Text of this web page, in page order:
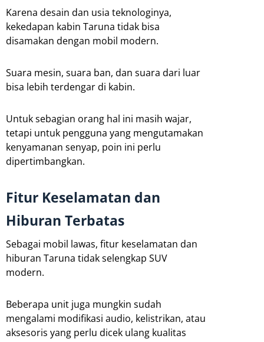
Karena desain dan usia teknologinya,
kekedapan kabin Taruna tidak bisa
disamakan dengan mobil modern.
Suara mesin, suara ban, dan suara dari luar
bisa lebih terdengar di kabin.
Untuk sebagian orang hal ini masih wajar,
tetapi untuk pengguna yang mengutamakan
kenyamanan senyap, poin ini perlu
dipertimbangkan.
Fitur Keselamatan dan
Hiburan Terbatas
Sebagai mobil lawas, fitur keselamatan dan
hiburan Taruna tidak selengkap SUV
modern.
Beberapa unit juga mungkin sudah
mengalami modifikasi audio, kelistrikan, atau
aksesoris yang perlu dicek ulang kualitas